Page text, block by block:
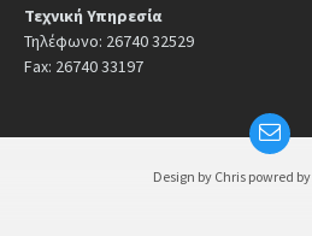
Τεχνική Υπηρεσία
Τηλέφωνο: 26740 32529
Fax: 26740 33197
Design by Chris powred by